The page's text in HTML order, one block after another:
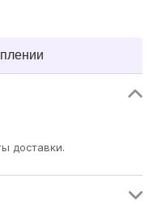
доставки.